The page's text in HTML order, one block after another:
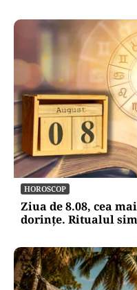
HOROSCOP
Ziua de 8.08, cea
dorințe. Ritualul